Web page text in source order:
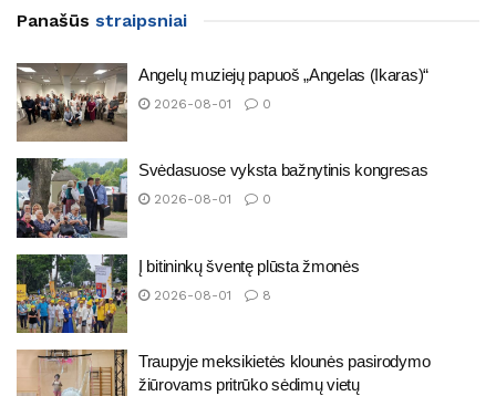
Panašūs straipsniai
Angelų muziejų papuoš „Angelas (Ikaras)“
2026-08-01 0
Svėdasuose vyksta bažnytinis kongresas
2026-08-01 0
Į bitininkų šventę plūsta žmonės
2026-08-01 8
Traupyje meksikietės klounės pasirodymo
žiūrovams pritrūko sėdimų vietų